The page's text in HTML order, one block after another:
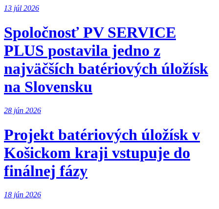
13 júl 2026
Spoločnosť PV SERVICE
PLUS postavila jedno z
najväčších batériových úložísk
na Slovensku
28 jún 2026
Projekt batériových úložísk v
Košickom kraji vstupuje do
finálnej fázy
18 jún 2026